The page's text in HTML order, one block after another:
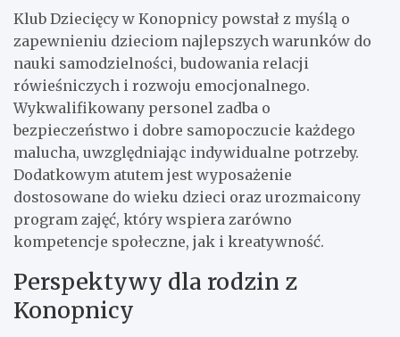
Klub Dziecięcy w Konopnicy powstał z myślą o
zapewnieniu dzieciom najlepszych warunków do
nauki samodzielności, budowania relacji
rówieśniczych i rozwoju emocjonalnego.
Wykwalifikowany personel zadba o
bezpieczeństwo i dobre samopoczucie każdego
malucha, uwzględniając indywidualne potrzeby.
Dodatkowym atutem jest wyposażenie
dostosowane do wieku dzieci oraz urozmaicony
program zajęć, który wspiera zarówno
kompetencje społeczne, jak i kreatywność.
Perspektywy dla rodzin z
Konopnicy